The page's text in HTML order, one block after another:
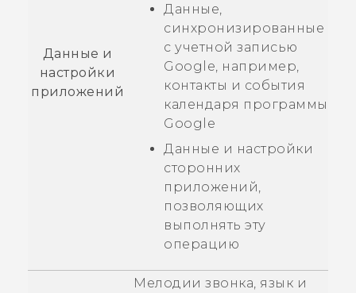
Данные и
настройки
приложений
Данные,
синхронизированные
с учетной записью
Google , например,
контакты и события
календаря программы
Google
Данные и настройки
сторонних
приложений,
позволяющих
выполнять эту
операцию
Мелодии звонка, язык и